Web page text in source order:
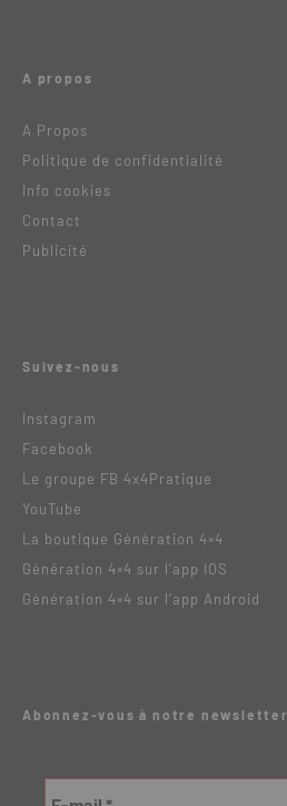
A propos
A Propos
Politique de confidentialité
Info cookies
Contact
Publicité
Suivez-nous
Instagram
Facebook
Le groupe FB 4x4Pratique
YouTube
La boutique Génération 4×4
Génération 4×4 sur l’app IOS
Génération 4×4 sur l’app Android
Abonnez-vous à notre newsletter